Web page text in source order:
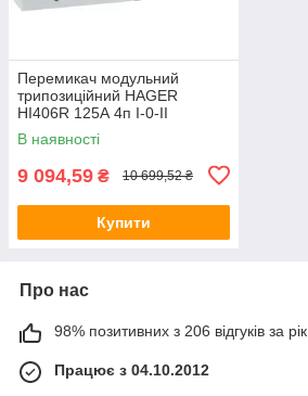
Перемикач модульний
трипозиційний HAGER
HI406R 125А 4п I-0-II
400/690В 12.5м
В наявності
9 094,59 ₴ 10 699,52 ₴
Купити
Про нас
98% позитивних з 206 відгуків за рік
Працює з 04.10.2012